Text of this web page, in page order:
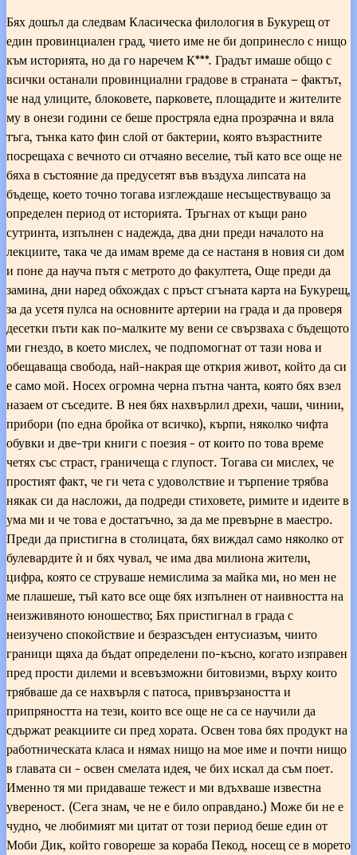
Бях дошъл да следвам Класическа филология в Букурещ от
един провинциален град, чието име не би допринесло с нищо
към историята, но да го наречем К***. Градът имаше общо с
всички останали провинциални градове в страната – фактът,
че над улиците, блоковете, парковете, площадите и жителите
му в онези години се беше простряла една прозрачна и вяла
тъга, тънка като фин слой от бактерии, която възрастните
посрещаха с вечното си отчаяно веселие, тъй като все още не
бяха в състояние да предусетят във въздуха липсата на
бъдеще, което точно тогава изглеждаше несъществуващо за
определен период от историята. Тръгнах от къщи рано
сутринта, изпълнен с надежда, два дни преди началото на
лекциите, така че да имам време да се настаня в новия си дом
и поне да науча пътя с метрото до факултета, Още преди да
замина, дни наред обхождах с пръст сгъната карта на Букурещ,
за да усетя пулса на основните артерии на града и да проверя
десетки пъти как по-малките му вени се свързваха с бъдещото
ми гнездо, в което мислех, че подпомогнат от тази нова и
обещаваща свобода, най-накрая ще открия живот, който да си
е само мой. Носех огромна черна пътна чанта, която бях взел
назаем от съседите. В нея бях нахвърлил дрехи, чаши, чинии,
прибори (по една бройка от всичко), кърпи, няколко чифта
обувки и две-три книги с поезия - от които по това време
четях със страст, граничеща с глупост. Тогава си мислех, че
простият факт, че ги чета с удоволствие и търпение трябва
някак си да насложи, да подреди стиховете, римите и идеите в
ума ми и че това е достатъчно, за да ме превърне в маестро.
Преди да пристигна в столицата, бях виждал само няколко от
булевардите ѝ и бях чувал, че има два милиона жители,
цифра, която се струваше немислима за майка ми, но мен не
ме плашеше, тъй като все още бях изпълнен от наивността на
неизживяното юношество; Бях пристигнал в града с
неизучено спокойствие и безразсъден ентусиазъм, чиито
граници щяха да бъдат определени по-късно, когато изправен
пред прости дилеми и всевъзможни битовизми, върху които
трябваше да се нахвърля с патоса, привързаността и
припряността на тези, които все още не са се научили да
сдържат реакциите си пред хората. Освен това бях продукт на
работническата класа и нямах нищо на мое име и почти нищо
в главата си - освен смелата идея, че бих искал да съм поет.
Именно тя ми придаваше тежест и ми вдъхваше известна
увереност. (Сега знам, че не е било оправдано.) Може би не е
чудно, че любимият ми цитат от този период беше един от
Моби Дик, който говореше за кораба Пекод, носещ се в морето